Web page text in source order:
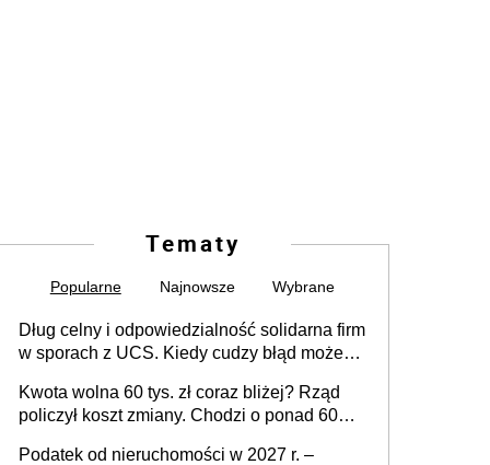
Tematy
Popularne Najnowsze Wybrane
Dług celny i odpowiedzialność solidarna firm
w sporach z UCS. Kiedy cudzy błąd może
Kwota wolna 60 tys. zł coraz bliżej? Rząd
policzył koszt zmiany. Chodzi o ponad 60
Podatek od nieruchomości w 2027 r. –